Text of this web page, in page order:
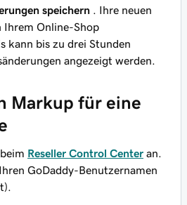
speichern . Ihre neuen
Ihrem Online-Shop
kann bis zu drei Stunden
angezeigt werden.
Markup für eine
Reseller Control Center an.
GoDaddy-Benutzernamen